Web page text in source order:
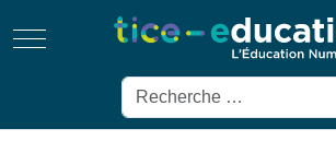
Mobile Menu Toggle
Rechercher